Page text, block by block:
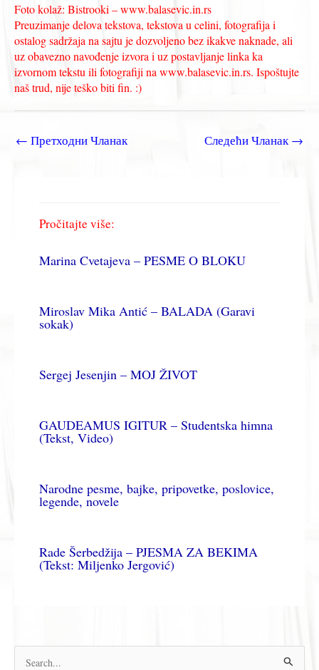
Foto kolaž: Bistrooki – www.balasevic.in.rs
Preuzimanje delova tekstova, tekstova u celini, fotografija i
ostalog sadržaja na sajtu je dozvoljeno bez ikakve naknade, ali
uz obavezno navođenje izvora i uz postavljanje linka ka
izvornom tekstu ili fotografiji na www.balasevic.in.rs. Ispoštujte
naš trud, nije teško biti fin. :)
← Претходни Чланак Следећи Чланак→
Pročitajte više:
Marina Cvetajeva – PESME O BLOKU
Miroslav Mika Antić – BALADA (Garavi
sokak)
Sergej Jesenjin – MOJ ŽIVOT
GAUDEAMUS IGITUR – Studentska himna
(Tekst, Video)
Narodne pesme, bajke, pripovetke, poslovice,
legende, novele
Rade Šerbedžija – PJESMA ZA BEKIMA
(Tekst: Miljenko Jergović)